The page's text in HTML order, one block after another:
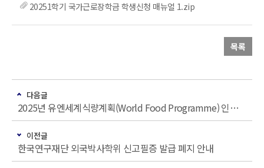
20251학기 국가근로장학금 학생신청 매뉴얼 1.zip
목록
다음글
2025년 유엔세계식량계획(World Food Programme) 인턴십 프로그램 참가자 모집
이전글
한국연구재단 외국박사학위 신고필증 발급 폐지 안내